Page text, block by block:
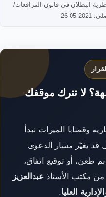
05-26
لا تترك موقفك
وقضايا الميراث تبدأ
قد يغيّر مسار الدعوى
طعن، أو توقيع اتفاق،
مكتب الأستاذ عبدالعزيز
العليا.